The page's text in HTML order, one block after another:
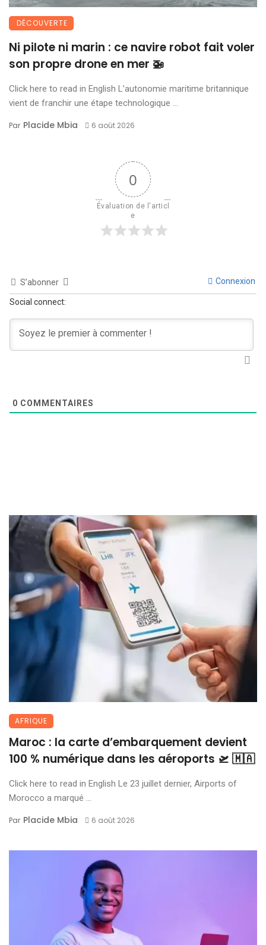
DÉCOUVERTE
Ni pilote ni marin : ce navire robot fait voler
son propre drone en mer 🚁
Click here to read in English L’autonomie maritime britannique
vient de franchir une étape technologique ...
Par Placide Mbia 6 août 2026
0
Évaluation de l'articl
e
S’abonner Connexion
Social connect:
0 COMMENTAIRES
AFRIQUE
Maroc : la carte d’embarquement devient
100 % numérique dans les aéroports 🛫 🇲🇦
Click here to read in English Le 23 juillet dernier, Airports of
Morocco a marqué ...
Par Placide Mbia 6 août 2026